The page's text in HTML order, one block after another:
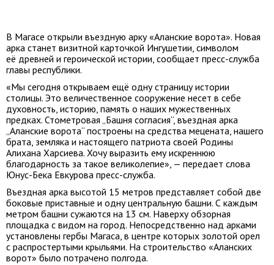
В Магасе открыли въездную арку «Аланские ворота». Новая
арка станет визитной карточкой Ингушетии, символом
её древней и героической истории, сообщает пресс-служба
главы республики.
«Мы сегодня открываем ещё одну страницу истории
столицы. Это величественное сооружение несет в себе
духовность, историю, память о наших мужественных
предках. Стометровая „Башня согласия“, въездная арка
„Аланские ворота“ построены на средства мецената, нашего
брата, земляка и настоящего патриота своей Родины
Алихана Харсиева. Хочу выразить ему искреннюю
благодарность за такое великолепие», — передает слова
Юнус-Бека Евкурова пресс-служба.
Въездная арка высотой 15 метров представляет собой две
боковые приставные и одну центральную башни. С каждым
метром башни сужаются на 13 см. Наверху обзорная
площадка с видом на город. Непосредственно над арками
установлены гербы Магаса, в центре которых золотой орел
с распростертыми крыльями. На строительство «Аланских
ворот» было потрачено полгода.